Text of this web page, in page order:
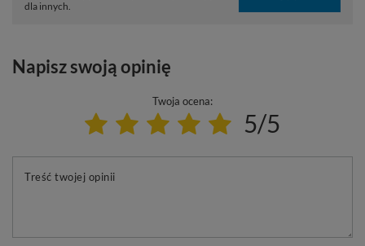
dla innych.
Napisz swoją opinię
Twoja ocena:
5/5
Treść twojej opinii